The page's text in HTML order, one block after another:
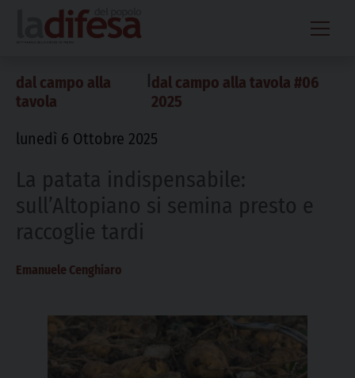
content
dal campo alla
tavola
dal campo alla tavola #06
2025
lunedì 6 Ottobre 2025
La patata indispensabile:
sull’Altopiano si semina presto e
raccoglie tardi
Emanuele Cenghiaro